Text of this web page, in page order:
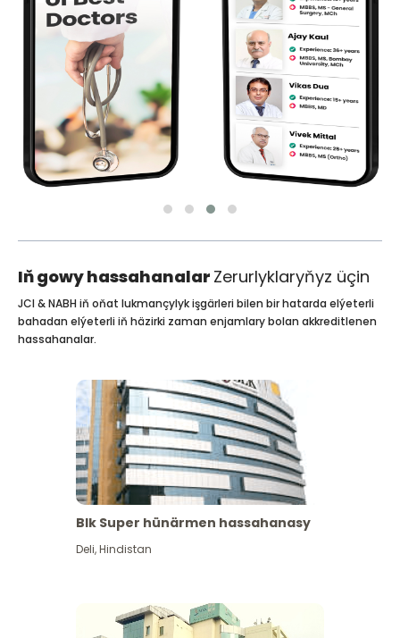
Iň gowy hassahanalar Zerurlyklaryňyz üçin
JCI & NABH iň oňat lukmançylyk işgärleri bilen bir hatarda elýeterli
bahadan elýeterli iň häzirki zaman enjamlary bolan akkreditlenen
hassahanalar.
Blk Super hünärmen hassahanasy
Deli,Hindistan